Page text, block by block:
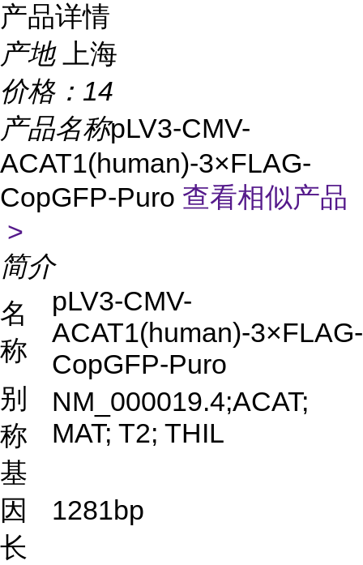
产品详情
产地
上海
价格： 14
产品名称pLV3-CMV-
ACAT1(human)-3×FLAG-
CopGFP-Puro 查看相似产品
>
简介
名
称
pLV3-CMV-
ACAT1(human)-3×FLAG-
CopGFP-Puro
别
称
NM_000019.4;ACAT;
MAT; T2; THIL
基
因
长
1281bp